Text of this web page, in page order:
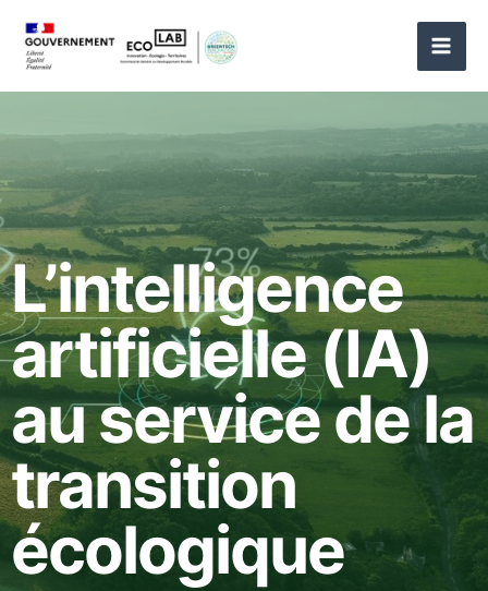
contenu
L’intelligence
artificielle (IA)
au service de la
transition
écologique